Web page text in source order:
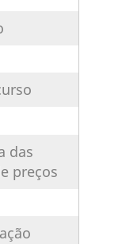
das
preços